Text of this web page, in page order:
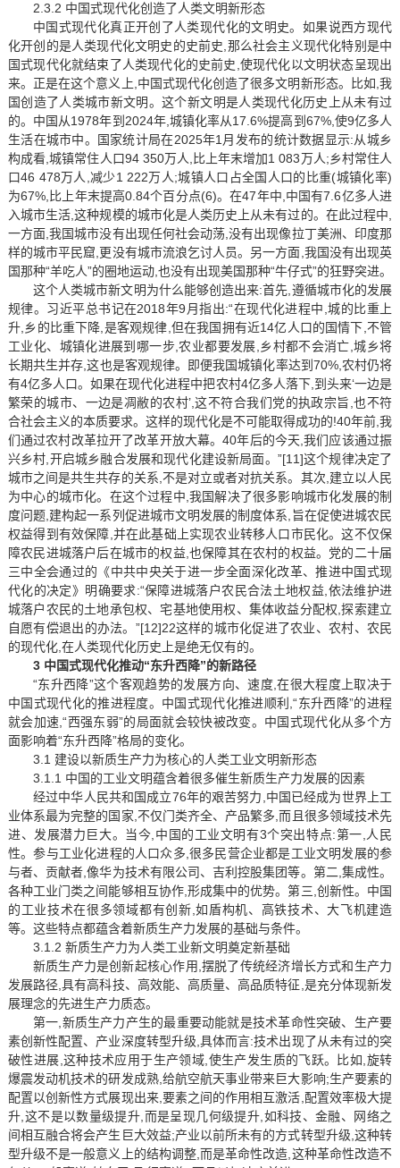
2.3.2 中国式现代化创造了人类文明新形态
中国式现代化真正开创了人类现代化的文明史。如果说西方现代
化开创的是人类现代化文明史的史前史,那么社会主义现代化特别是中
国式现代化就结束了人类现代化的史前史,使现代化以文明状态呈现出
来。正是在这个意义上,中国式现代化创造了很多文明新形态。比如,我
国创造了人类城市新文明。这个新文明是人类现代化历史上从未有过
的。中国从1978年到2024年,城镇化率从17.6%提高到67%,使9亿多人
生活在城市中。国家统计局在2025年1月发布的统计数据显示:从城乡
构成看,城镇常住人口94 350万人,比上年末增加1 083万人;乡村常住人
口46 478万人,减少1 222万人;城镇人口占全国人口的比重(城镇化率)
为67%,比上年末提高0.84个百分点(6)。在47年中,中国有7.6亿多人进
入城市生活,这种规模的城市化是人类历史上从未有过的。在此过程中,
一方面,我国城市没有出现任何社会动荡,没有出现像拉丁美洲、印度那
样的城市平民窟,更没有城市流浪乞讨人员。另一方面,我国没有出现英
国那种“羊吃人”的圈地运动,也没有出现美国那种“牛仔式”的狂野突进。
这个人类城市新文明为什么能够创造出来:首先,遵循城市化的发展
规律。习近平总书记在2018年9月指出:“在现代化进程中,城的比重上
升,乡的比重下降,是客观规律,但在我国拥有近14亿人口的国情下,不管
工业化、城镇化进展到哪一步,农业都要发展,乡村都不会消亡,城乡将
长期共生并存,这也是客观规律。即便我国城镇化率达到70%,农村仍将
有4亿多人口。如果在现代化进程中把农村4亿多人落下,到头来‘一边是
繁荣的城市、一边是凋敝的农村’,这不符合我们党的执政宗旨,也不符
合社会主义的本质要求。这样的现代化是不可能取得成功的!40年前,我
们通过农村改革拉开了改革开放大幕。40年后的今天,我们应该通过振
兴乡村,开启城乡融合发展和现代化建设新局面。”[11]这个规律决定了
城市之间是共生共存的关系,不是对立或者对抗关系。其次,建立以人民
为中心的城市化。在这个过程中,我国解决了很多影响城市化发展的制
度问题,建构起一系列促进城市文明发展的制度体系,旨在促使进城农民
权益得到有效保障,并在此基础上实现农业转移人口市民化。这不仅保
障农民进城落户后在城市的权益,也保障其在农村的权益。党的二十届
三中全会通过的《中共中央关于进一步全面深化改革、推进中国式现
代化的决定》明确要求:“保障进城落户农民合法土地权益,依法维护进
城落户农民的土地承包权、宅基地使用权、集体收益分配权,探索建立
自愿有偿退出的办法。”[12]22这样的城市化促进了农业、农村、农民
的现代化,在人类现代化历史上是绝无仅有的。
3 中国式现代化推动“东升西降”的新路径
“东升西降”这个客观趋势的发展方向、速度,在很大程度上取决于
中国式现代化的推进程度。中国式现代化推进顺利,“东升西降”的进程
就会加速,“西强东弱”的局面就会较快被改变。中国式现代化从多个方
面影响着“东升西降”格局的变化。
3.1 建设以新质生产力为核心的人类工业文明新形态
3.1.1 中国的工业文明蕴含着很多催生新质生产力发展的因素
经过中华人民共和国成立76年的艰苦努力,中国已经成为世界上工
业体系最为完整的国家,不仅门类齐全、产品繁多,而且很多领域技术先
进、发展潜力巨大。当今,中国的工业文明有3个突出特点:第一,人民
性。参与工业化进程的人口众多,很多民营企业都是工业文明发展的参
与者、贡献者,像华为技术有限公司、吉利控股集团等。第二,集成性。
各种工业门类之间能够相互协作,形成集中的优势。第三,创新性。中国
的工业技术在很多领域都有创新,如盾构机、高铁技术、大飞机建造
等。这些特点都蕴含着新质生产力发展的基础与条件。
3.1.2 新质生产力为人类工业新文明奠定新基础
新质生产力是创新起核心作用,摆脱了传统经济增长方式和生产力
发展路径,具有高科技、高效能、高质量、高品质特征,是充分体现新发
展理念的先进生产力质态。
第一,新质生产力产生的最重要动能就是技术革命性突破、生产要
素创新性配置、产业深度转型升级,具体而言:技术出现了从未有过的突
破性进展,这种技术应用于生产领域,使生产发生质的飞跃。比如,旋转
爆震发动机技术的研发成熟,给航空航天事业带来巨大影响;生产要素的
配置以创新性方式展现出来,要素之间的作用相互激活,配置效率极大提
升,这不是以数量级提升,而是呈现几何级提升,如科技、金融、网络之
间相互融合将会产生巨大效益;产业以前所未有的方式转型升级,这种转
型升级不是一般意义上的结构调整,而是革命性改造,这种革命性改造不